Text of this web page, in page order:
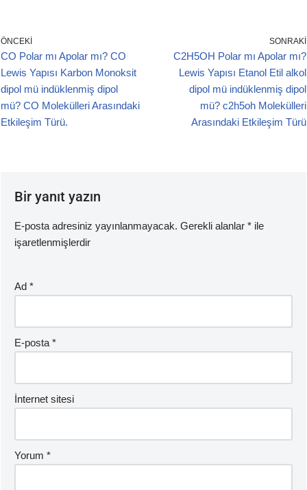
e
b
o
o
k
A
p
p
ÖNCEKI
CO Polar mı Apolar mı? CO
Lewis Yapısı Karbon Monoksit
dipol mü indüklenmiş dipol
mü? CO Molekülleri Arasındaki
Etkileşim Türü.
SONRAKI
C2H5OH Polar mı Apolar mı?
Lewis Yapısı Etanol Etil alkol
dipol mü indüklenmiş dipol
mü? c2h5oh Molekülleri
Arasındaki Etkileşim Türü
Bir yanıt yazın
E-posta adresiniz yayınlanmayacak. Gerekli alanlar * ile
işaretlenmişlerdir
Ad *
E-posta *
İnternet sitesi
Yorum *